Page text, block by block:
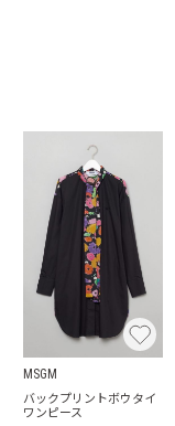
MSGM
バックプリントボウタイ
ワンピース